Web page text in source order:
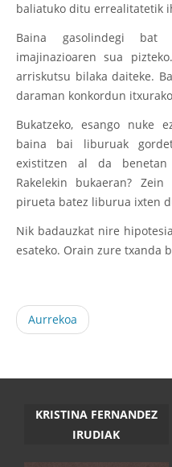
baliatuko ditu errealitatetik
Baina gasolindegi
imajinazioaren sua
arriskutsu bilaka daiteke.
daraman konkordun
Bukatzeko, esango nuke
baina bai liburuak
existitzen al da
Rakelekin bukaeran?
pirueta batez liburua ixten
Nik badauzkat nire
esateko. Orain zure txanda
Aurrekoa
KRISTINA FERNANDEZ
IRUDIAK